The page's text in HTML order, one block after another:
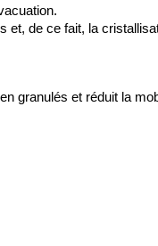
et, de ce fait, la
granulés et réduit la